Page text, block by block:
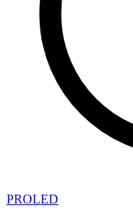
PROLED